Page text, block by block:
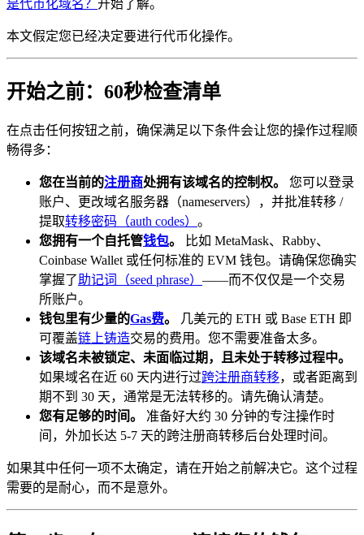
是代币化域名？ 开始了解。
本文假定您已经决定要进行代币化操作。
开始之前：60秒检查清单
在点击任何按钮之前，确保满足以下条件会让您的操作过程顺
畅得多：
您在当前的注册商处拥有该域名的控制权。
您可以登录
账户、更改域名服务器（nameservers），并批准转移 /
提取转移密码（auth codes） 。
您拥有一个自托管钱包。
比如 MetaMask、Rabby、
Coinbase Wallet 或任何标准的 EVM 钱包。请确保您确实
掌握了助记词（seed phrase） ——而不仅仅是一个交易
所账户。
钱包里有少量的Gas费。
几美元的 ETH 或 Base ETH 即
可覆盖链上铸造交易的费用。您不需要准备太多。
该域名未被锁定、未面临过期，且未处于转移过程中。
如果域名在近 60 天内进行过跨注册商转移，或者距离到
期不到 30 天，通常是无法转移的。请先确认清楚。
您有足够的时间。
准备好大约 30 分钟的专注操作时
间，外加长达 5-7 天的跨注册商转移后台处理时间。
如果其中任何一项不太确定，请在开始之前解决它。这个过程
需要的是耐心，而不是意外。